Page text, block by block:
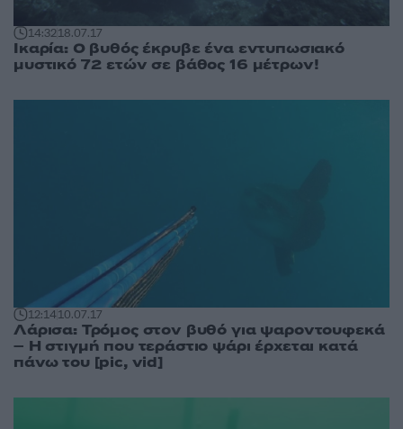
14:3218.07.17
Ικαρία: Ο βυθός έκρυβε ένα εντυπωσιακό
μυστικό 72 ετών σε βάθος 16 μέτρων!
12:1410.07.17
Λάρισα: Τρόμος στον βυθό για ψαροντουφεκά
– Η στιγμή που τεράστιο ψάρι έρχεται κατά
πάνω του [pic, vid]